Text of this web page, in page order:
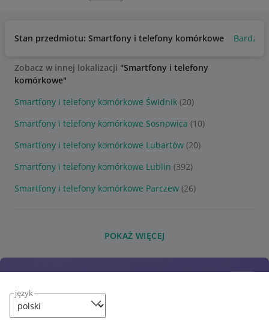
język
Stan przedmiotu: Smartfony i telefony komórkowe Bardzo
Zobacz w innej lokalizacji "Smartfony i telefony
komórkowe"
Smartfony i telefony komórkowe Świdnik (20)
Smartfony i telefony komórkowe Sosnowica (10)
Smartfony i telefony komórkowe Lubartów (20)
Smartfony i telefony komórkowe Lublin (392)
Smartfony i telefony komórkowe Parczew (26)
POKAŻ WIĘCEJ